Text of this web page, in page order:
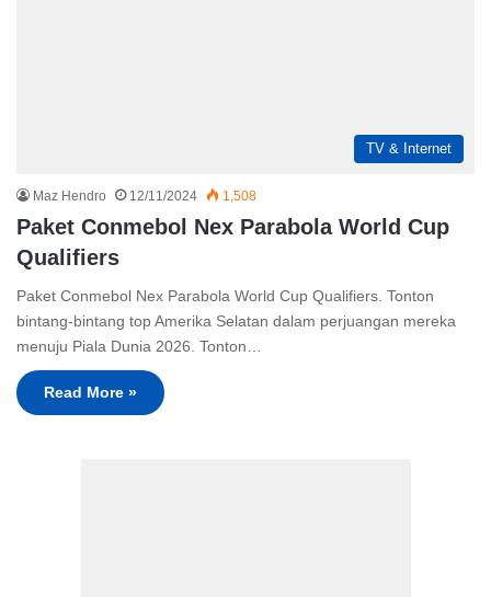
TV & Internet
Maz Hendro 12/11/2024 1,508
Paket Conmebol Nex Parabola World Cup
Qualifiers
Paket Conmebol Nex Parabola World Cup Qualifiers. Tonton
bintang-bintang top Amerika Selatan dalam perjuangan mereka
menuju Piala Dunia 2026. Tonton…
Read More »